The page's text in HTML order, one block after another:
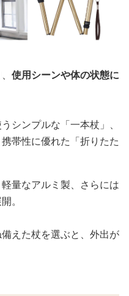
使用シーンや体の状態に
シンプルな「一本杖」、
帯性に優れた「折りたた
量なアルミ製、さらには
。
えた杖を選ぶと、外出が